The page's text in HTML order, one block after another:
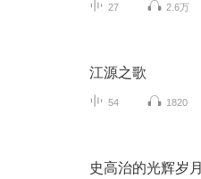
27 2.6万
江源之歌
54 1820
史高治的光辉岁月